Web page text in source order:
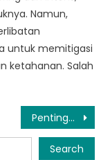
Namun,
untuk memitigasi
ketahanan. Salah
Pentingnya Sistem Peringatan Dini dalam Penanggulangan Bencana Mukomuko
Search